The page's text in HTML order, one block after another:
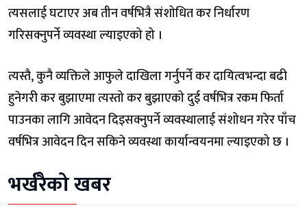
त्यसलाई घटाएर अब तीन वर्षभित्रै संशोधित कर निर्धारण
गरिसक्नुपर्ने व्यवस्था ल्याइएको हो ।
त्यस्तै, कुनै व्यक्तिले आफुले दाखिला गर्नुपर्ने कर दायित्वभन्दा बढी
हुनेगरी कर बुझाएमा त्यस्तो कर बुझाएको दुई वर्षभित्र रकम फिर्ता
पाउनका लागि आवेदन दिइसक्नुपर्ने व्यवस्थालाई संशोधन गरेर पाँच
वर्षभित्र आवेदन दिन सकिने व्यवस्था कार्यान्वयनमा ल्याइएको छ ।
भर्खरैको खबर